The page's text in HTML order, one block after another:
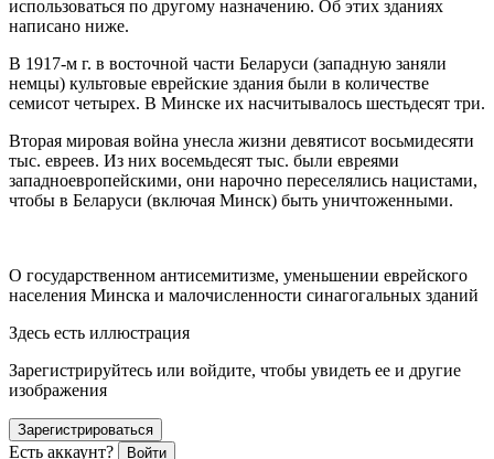
использоваться по другому назначению. Об этих зданиях
написано ниже.
В 1917-м г. в восточной части Беларуси (западную заняли
немцы) культовые еврейские здания были в количестве
семисот четырех. В Минске их насчитывалось шестьдесят три.
Вторая мировая война унесла жизни девятисот восьмидесяти
тыс. евреев. Из них восемьдесят тыс. были евреями
западноевропейскими, они нарочно переселялись нацистами,
чтобы в Беларуси (включая Минск) быть уничтоженными.
О государственном антисемитизме, уменьшении еврейского
населения Минска и малочисленности синагогальных зданий
Здесь есть иллюстрация
Зарегистрируйтесь или войдите, чтобы увидеть ее и другие
изображения
Зарегистрироваться
Есть аккаунт? Войти